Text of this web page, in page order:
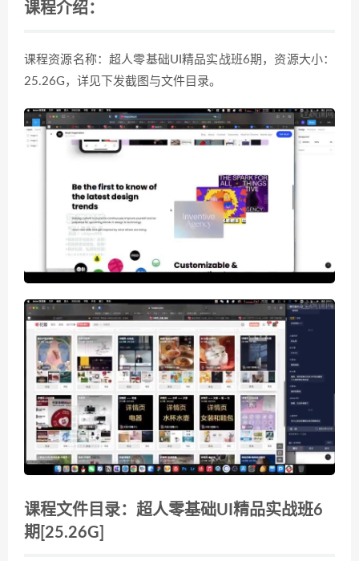
课程介绍：
课程资源名称：超人零基础UI精品实战班6期，资源大小：
25.26G，详见下发截图与文件目录。
课程文件目录：超人零基础UI精品实战班6
期[25.26G]